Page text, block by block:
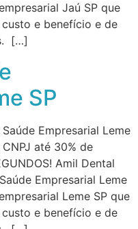
Jaú SP que
e benefício e de
[…]
SP
Empresarial Leme
até 30% de
Amil Dental
Empresarial Leme
Leme SP que
e benefício e de